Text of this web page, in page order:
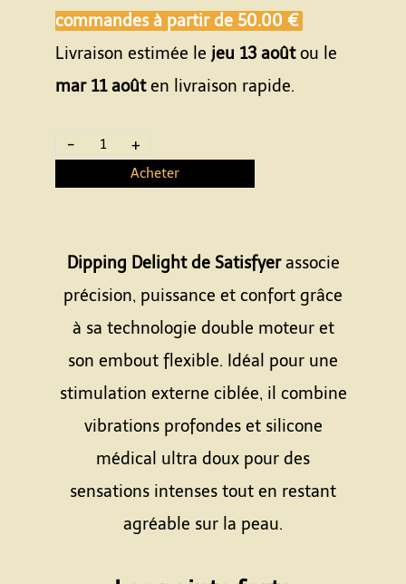
commandes à partir de 50.00 €
Livraison estimée le jeu 13 aoûtou le
mar 11 aoûten livraison rapide.
- +
Acheter
Dipping Delight de Satisfyerassocie
précision, puissance et confort grâce
à sa technologie double moteur et
son embout flexible. Idéal pour une
stimulation externe ciblée, il combine
vibrations profondes et silicone
médical ultra doux pour des
sensations intenses tout en restant
agréable sur la peau.